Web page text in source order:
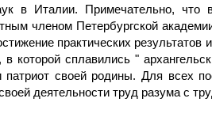
в Италии. Примечательно, что
членом Петербургской
практических
которой сплавились "
патриот своей родины. Для всех
деятельности труд разума с